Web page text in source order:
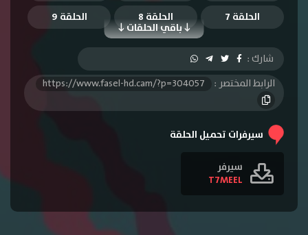
باقي الحلقات
الحلقة 7 الحلقة 8
الحلقة 9
الحلقة 15
الحلقة 25
الحلقة 28
الحلقة 29
الحلقة 30
شارك :
الرابط المختصر :
https://www.fasel-hd.cam/?p=304057
سيرفرات تحميل الحلقة
سيرفر
T7MEEL